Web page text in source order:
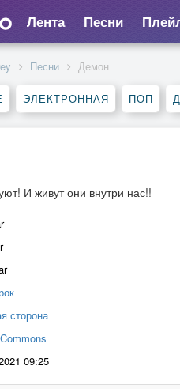
Лента Песни
Песни Демон
ЭЛЕКТРОННАЯ ПОП
И живут они внутри нас!!
сторона
09:25